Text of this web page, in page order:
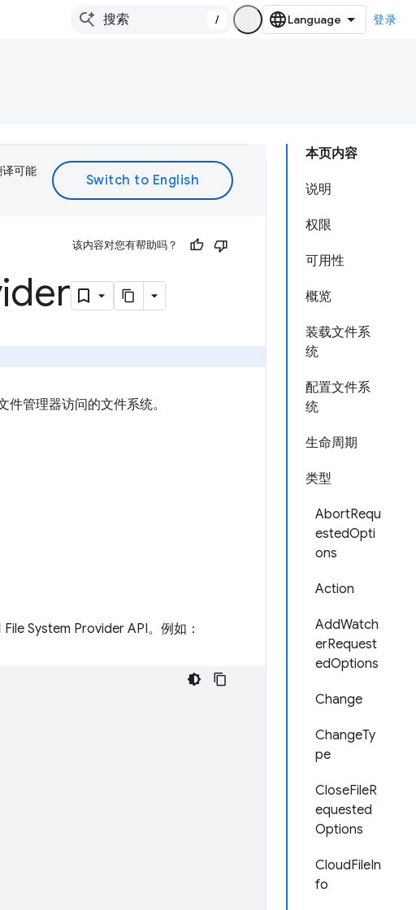
/ 登录
本页内容
说明
权限
可用性
概览
装载文件系
统
配置文件系
统
生命周期
类型
AbortRequ
estedOpti
ons
Action
AddWatch
erRequest
edOptions
Change
ChangeTy
pe
CloseFileR
equested
Options
CloudFileIn
fo
可能
该内容对您有帮助吗？
管理器访问的文件系统。
System Provider API。例如：